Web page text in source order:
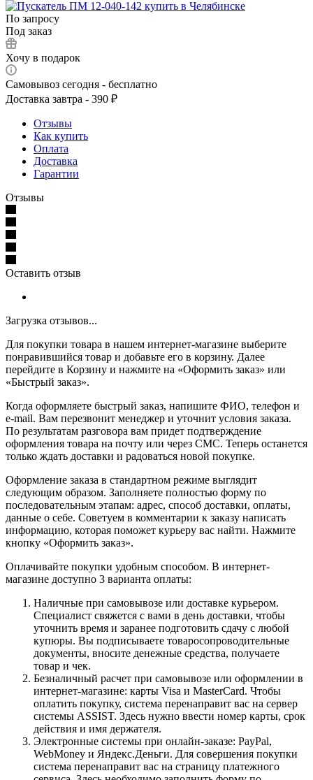
По запросу
Под заказ
Хочу в подарок
Самовывоз сегодня - бесплатно
Доставка завтра - 390 ₽
Отзывы
Как купить
Оплата
Доставка
Гарантии
Отзывы
Оставить отзыв
Загрузка отзывов...
Для покупки товара в нашем интернет-магазине выберите
понравившийся товар и добавьте его в корзину. Далее
перейдите в Корзину и нажмите на «Оформить заказ» или
«Быстрый заказ».
Когда оформляете быстрый заказ, напишите ФИО, телефон и
e-mail. Вам перезвонит менеджер и уточнит условия заказа.
По результатам разговора вам придет подтверждение
оформления товара на почту или через СМС. Теперь останется
только ждать доставки и радоваться новой покупке.
Оформление заказа в стандартном режиме выглядит
следующим образом. Заполняете полностью форму по
последовательным этапам: адрес, способ доставки, оплаты,
данные о себе. Советуем в комментарии к заказу написать
информацию, которая поможет курьеру вас найти. Нажмите
кнопку «Оформить заказ».
Оплачивайте покупки удобным способом. В интернет-
магазине доступно 3 варианта оплаты:
Наличные при самовывозе или доставке курьером.
Специалист свяжется с вами в день доставки, чтобы
уточнить время и заранее подготовить сдачу с любой
купюры. Вы подписываете товаросопроводительные
документы, вносите денежные средства, получаете
товар и чек.
Безналичный расчет при самовывозе или оформлении в
интернет-магазине: карты Visa и MasterCard. Чтобы
оплатить покупку, система перенаправит вас на сервер
системы ASSIST. Здесь нужно ввести номер карты, срок
действия и имя держателя.
Электронные системы при онлайн-заказе: PayPal,
WebMoney и Яндекс.Деньги. Для совершения покупки
система перенаправит вас на страницу платежного